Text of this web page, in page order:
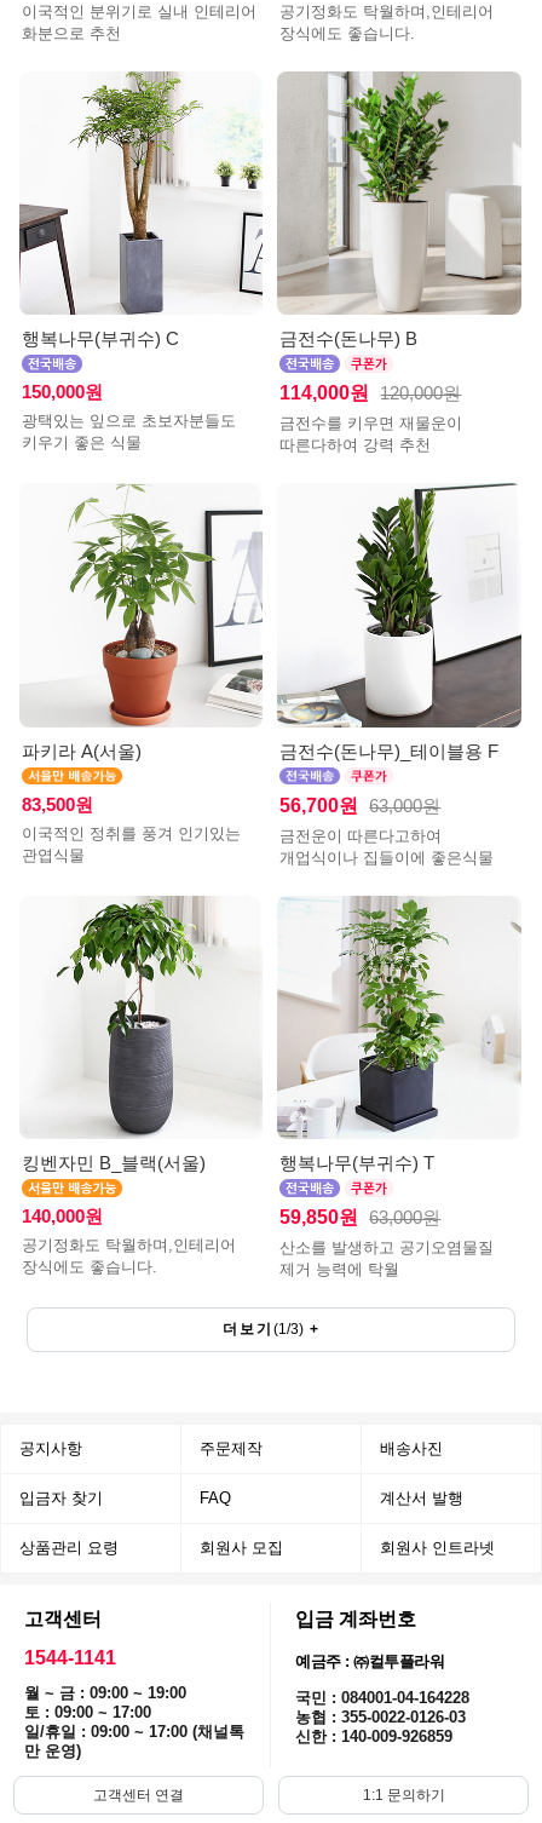
이국적인 분위기로 실내 인테리어
화분으로 추천
공기정화도 탁월하며,인테리어
장식에도 좋습니다.
행복나무(부귀수) C
150,000원
광택있는 잎으로 초보자분들도
키우기 좋은 식물
금전수(돈나무) B
114,000원 120,000원
금전수를 키우면 재물운이
따른다하여 강력 추천
파키라 A(서울)
83,500원
이국적인 정취를 풍겨 인기있는
관엽식물
금전수(돈나무)_테이블용 F
56,700원 63,000원
금전운이 따른다고하여
개업식이나 집들이에 좋은식물
킹벤자민 B_블랙(서울)
140,000원
공기정화도 탁월하며,인테리어
장식에도 좋습니다.
행복나무(부귀수) T
59,850원 63,000원
산소를 발생하고 공기오염물질
제거 능력에 탁월
더보기 (1 /3)+
공지사항 주문제작 배송사진
입금자 찾기 FAQ 계산서 발행
상품관리 요령 회원사 모집 회원사 인트라넷
고객센터
1544-1141
월 ~ 금 : 09:00 ~ 19:00
토 : 09:00 ~ 17:00
일/휴일 : 09:00 ~ 17:00 (채널톡
만 운영)
입금 계좌번호
예금주 : ㈜컬투플라워
국민 : 084001-04-164228
농협 : 355-0022-0126-03
신한 : 140-009-926859
고객센터 연결 1:1 문의하기